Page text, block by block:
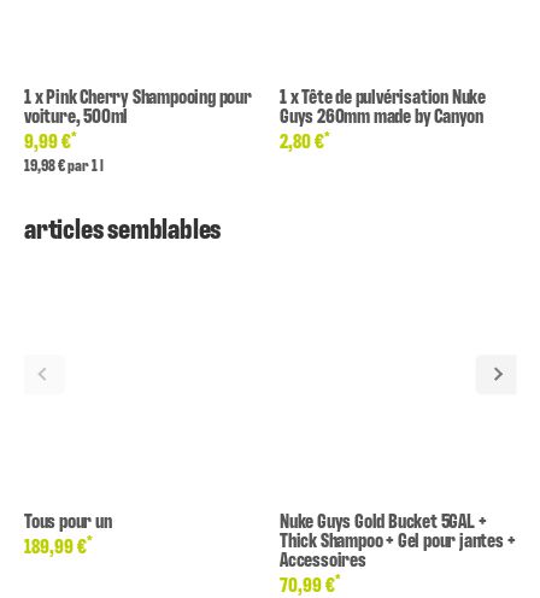
1xPink Cherry Shampooing pour
voiture, 500ml
9,99 €*
19,98 € par 1 l
1xTête de pulvérisation Nuke
Guys 260mm made by Canyon
2,80 €*
articles semblables
Tous pour un
189,99 €*
Nuke Guys Gold Bucket 5GAL +
Thick Shampoo + Gel pour jantes +
Accessoires
70,99 €*